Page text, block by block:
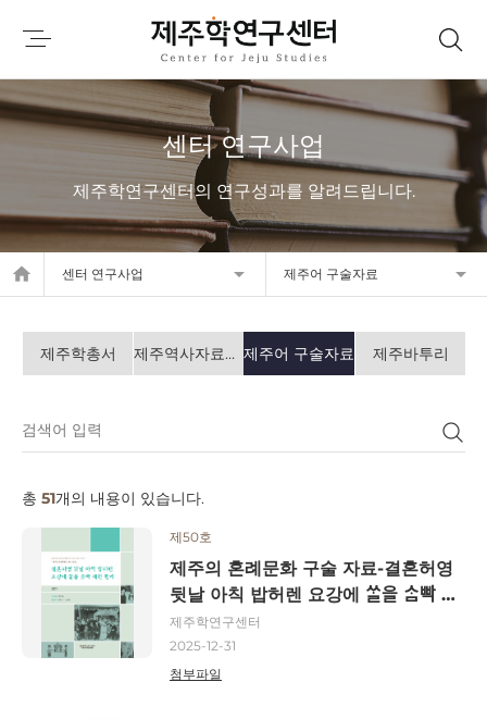
센터 연구사업
제주학연구센터의 연구성과를 알려드립니다.
home 센터 연구사업 제주어 구술자료
제주학총서 제주역사자료총서 제주어 구술자료 제주바투리
총 51개의 내용이 있습니다.
제50호
제주의 혼례문화 구술 자료-결혼허영
뒷날 아칙 밥허렌 요강에 ᄊᆞᆯ을 ᄉᆞᆷ빡 채
완 줭게
제주학연구센터
2025-12-31
첨부파일